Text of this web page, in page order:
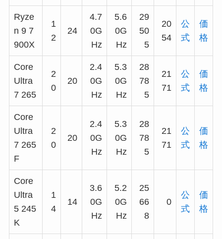
Ryze
n 9 7
900X
1
2
24
4.7
0G
Hz
5.6
0G
Hz
29
50
5
20
54
公
式
価
格
Core
Ultra
7 265
2
0
20
2.4
0G
Hz
5.3
0G
Hz
28
78
5
21
71
公
式
価
格
Core
Ultra
7 265
F
2
0
20
2.4
0G
Hz
5.3
0G
Hz
28
78
5
21
71
公
式
価
格
Core
Ultra
5 245
K
1
4
14
3.6
0G
Hz
5.2
0G
Hz
25
66
8
0
公
式
価
格